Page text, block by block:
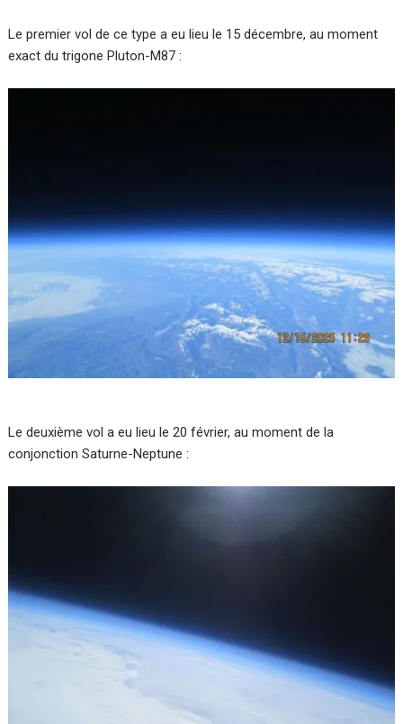
Le premier vol de ce type a eu lieu le 15 décembre, au moment
exact du trigone Pluton-M87 :
Le deuxième vol a eu lieu le 20 février, au moment de la
conjonction Saturne-Neptune :